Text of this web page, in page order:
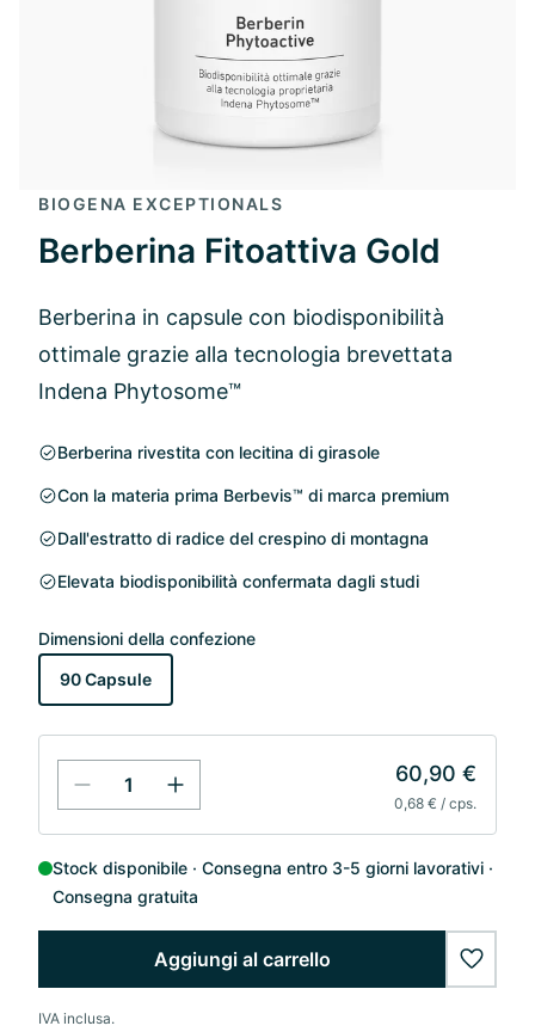
BIOGENA EXCEPTIONALS
Berberina Fitoattiva Gold
Berberina in capsule con biodisponibilità
ottimale grazie alla tecnologia brevettata
Indena Phytosome™
Berberina rivestita con lecitina di girasole
Con la materia prima Berbevis™ di marca premium
Dall'estratto di radice del crespino di montagna
Elevata biodisponibilità confermata dagli studi
Dimensioni della confezione
90 Capsule
60,90 €
0,68 € / cps.
Stock disponibile
Consegna entro 3-5 giorni lavorativi
Consegna gratuita
Aggiungi al carrello
IVA inclusa.